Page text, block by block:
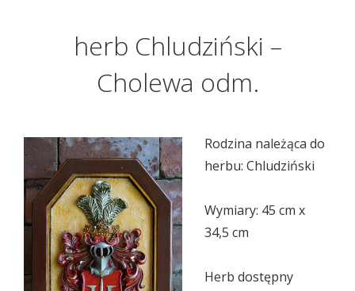
herb Chludziński –
Cholewa odm.
Rodzina należąca do
herbu: Chludziński
Wymiary: 45 cm x
34,5 cm
Herb dostępny